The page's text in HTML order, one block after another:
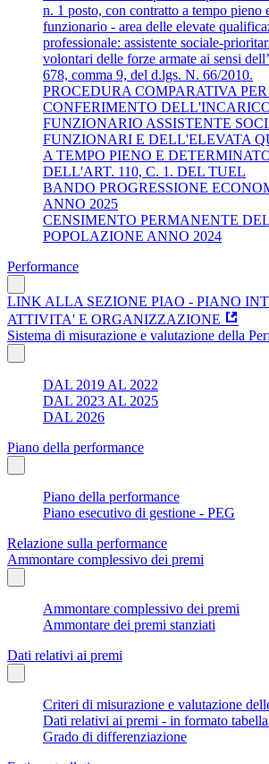
n. 1 posto, con contratto a tempo pieno
funzionario - area delle elevate
professionale: assistente sociale-
volontari delle forze armate ai sensi
678, comma 9, del d.lgs. N. 66/2010.
PROCEDURA COMPARATIVA
CONFERIMENTO
FUNZIONARIO ASSISTENTE
FUNZIONARI E DELL'ELEVATA
A TEMPO PIENO E
DELL'ART. 110, C. 1. DEL TUEL
BANDO PROGRESSIONE
ANNO 2025
CENSIMENTO PERMANENTE
POPOLAZIONE ANNO 2024
Performance
LINK ALLA SEZIONE PIAO - PIANO
ATTIVITA' E ORGANIZZAZIONE
Sistema di misurazione e valutazione della
DAL 2019 AL 2022
DAL 2023 AL 2025
DAL 2026
Piano della performance
Piano della performance
Piano esecutivo di gestione - PEG
Relazione sulla performance
Ammontare complessivo dei premi
Ammontare complessivo dei premi
Ammontare dei premi stanziati
Dati relativi ai premi
Criteri di misurazione e valutazione
Dati relativi ai premi - in formato
Grado di differenziazione